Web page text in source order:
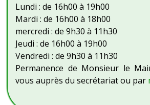
Lundi : de 16h00 à 19h00
Mardi : de 16h00 à 18h00
mercredi : de 9h30 à 11h30
Jeudi : de 16h00 à 19h00
Vendredi : de 9h30 à 11h30
Permanence de Monsieur le
vous auprès du secrétariat ou par